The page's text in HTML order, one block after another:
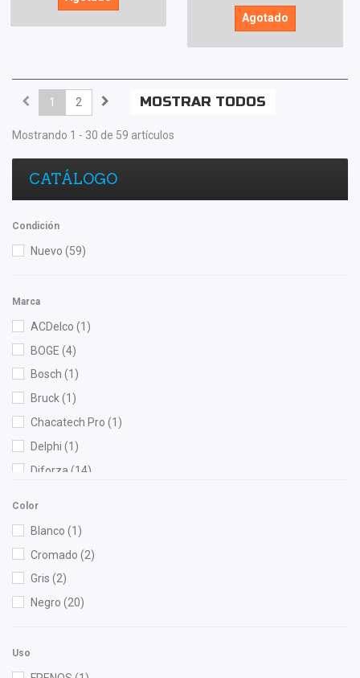
Agotado
MOSTRAR TODOS
1 2
Mostrando 1 - 30 de 59 artículos
CATÁLOGO
Condición
Nuevo (59)
Marca
ACDelco (1)
BOGE (4)
Bosch (1)
Bruck(1)
Chacatech Pro (1)
Delphi (1)
Diforza (14)
Color
Blanco (1)
Cromado (2)
Gris (2)
Negro (20)
Uso